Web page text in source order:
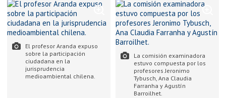
El profesor Aranda expuso
sobre la participación
ciudadana en la
jurisprudencia
medioambiental chilena.
La comisión examinadora
estuvo compuesta por los
profesores Jeronimo
Tybusch, Ana Claudia
Farranha y Agustín
Barroilhet.